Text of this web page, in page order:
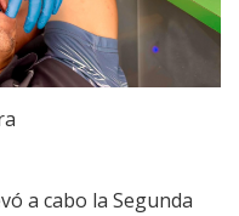
a cabo la Segunda